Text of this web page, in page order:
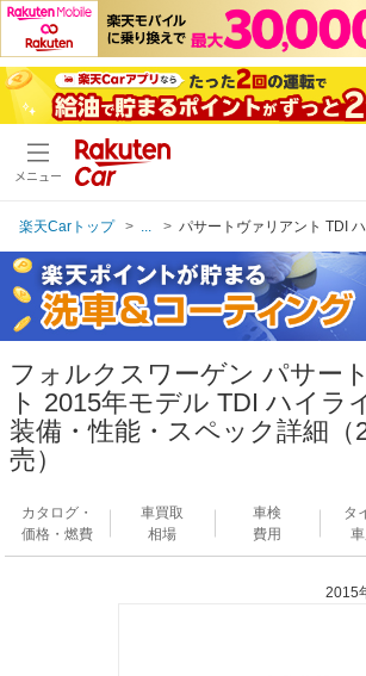
メニュー
楽天Carトップ パサートヴァリアント TDI
フォルクスワーゲン パサー
ト 2015年モデル TDI ハイラ
装備・性能・スペック詳細（
売）
カタログ・
価格・燃費
車買取
相場
車検
費用
タ
2015